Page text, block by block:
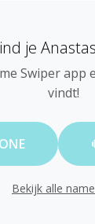
je
Swiper
vindt!
Bekijk alle